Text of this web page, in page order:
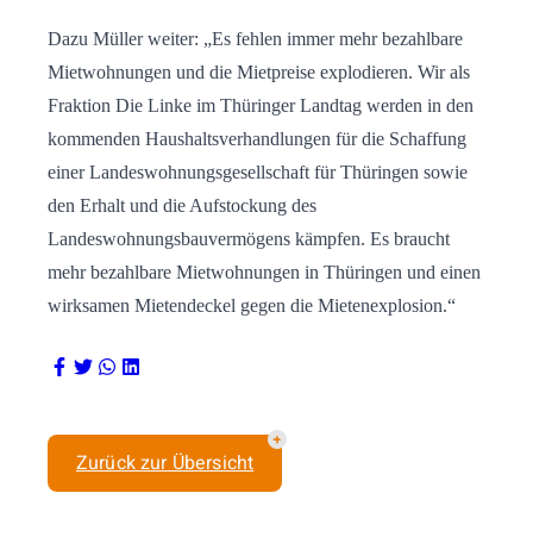
Dazu Müller weiter: „Es fehlen immer mehr bezahlbare
Mietwohnungen und die Mietpreise explodieren. Wir als
Fraktion Die Linke im Thüringer Landtag werden in den
kommenden Haushaltsverhandlungen für die Schaffung
einer Landeswohnungsgesellschaft für Thüringen sowie
den Erhalt und die Aufstockung des
Landeswohnungsbauvermögens kämpfen. Es braucht
mehr bezahlbare Mietwohnungen in Thüringen und einen
wirksamen Mietendeckel gegen die Mietenexplosion.“
Zurück zur Übersicht